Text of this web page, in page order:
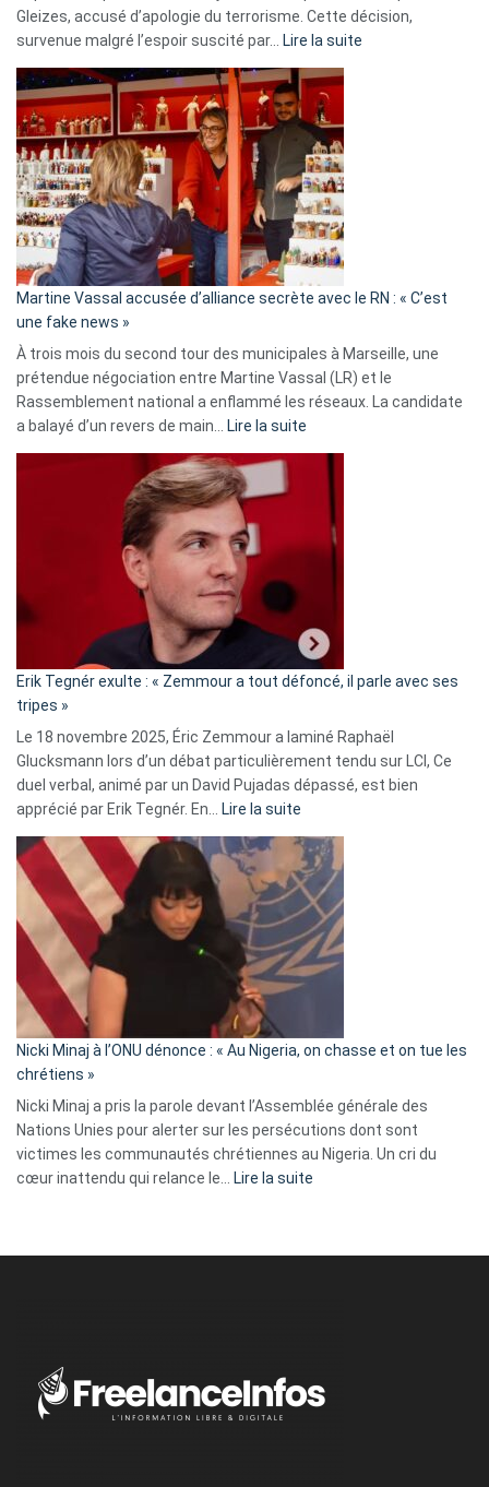
Gleizes, accusé d’apologie du terrorisme. Cette décision,
survenue malgré l’espoir suscité par…
Lire la suite
Algérie
Martine Vassal accusée d’alliance secrète avec le RN : « C’est
une fake news »
À trois mois du second tour des municipales à Marseille, une
prétendue négociation entre Martine Vassal (LR) et le
Rassemblement national a enflammé les réseaux. La candidate
a balayé d’un revers de main…
Lire la suite
d’alliance
secrète
«
C’est
fake
news
»
Erik Tegnér exulte : « Zemmour a tout défoncé, il parle avec ses
tripes »
Le 18 novembre 2025, Éric Zemmour a laminé Raphaël
Glucksmann lors d’un débat particulièrement tendu sur LCI, Ce
duel verbal, animé par un David Pujadas dépassé, est bien
apprécié par Erik Tegnér. En…
Lire la suite
Tegnér
exulte
« Zemmour
a
tout
parle
ses
tripes »
Nicki Minaj à l’ONU dénonce : « Au Nigeria, on chasse et on tue les
chrétiens »
Nicki Minaj a pris la parole devant l’Assemblée générale des
Nations Unies pour alerter sur les persécutions dont sont
victimes les communautés chrétiennes au Nigeria. Un cri du
cœur inattendu qui relance le…
Lire la suite
Nigeria,